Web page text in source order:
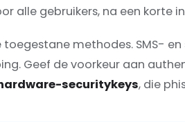
alle gebruikers, na een korte
toegestane methodes. SMS-
Geef de voorkeur aan
securitykeys, die